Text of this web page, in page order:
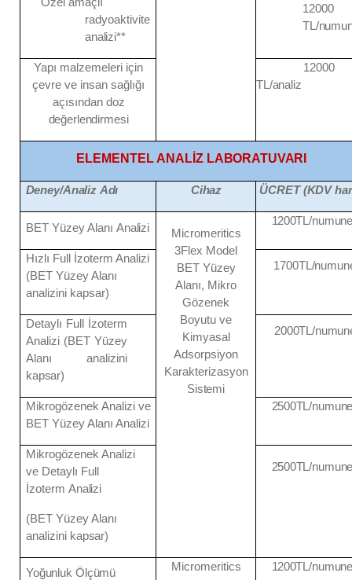
radyoaktivite
analizi**
12000
TL/
Yapı malzemeleri için
çevre ve insan sağlığı
açısından doz
değerlendirmesi
12000
TL/analiz
ELEMENTEL ANALİZ LABORATUVARI
Deney/Analiz Adı Cihaz ÜCRET(KDV
BET Yüzey Alanı Analizi
Micromeritics
3Flex Model
BET Yüzey
Alanı, Mikro
Gözenek
Boyutu ve
Kimyasal
Adsorpsiyon
Karakterizasyon
Sistemi
1200TL/
Hızlı Full İzoterm Analizi
(BET Yüzey Alanı
analizini kapsar)
1700TL/
Detaylı Full İzoterm
Analizi (BET Yüzey
Alanı analizini
kapsar)
2000TL/
Mikrogözenek Analizi ve
BET Yüzey Alanı Analizi
2500TL/
Mikrogözenek Analizi
ve Detaylı Full
İzoterm Analizi
(BET Yüzey Alanı
analizini kapsar)
2500TL/
Yoğunluk Ölçümü Micromeritics 1200TL/